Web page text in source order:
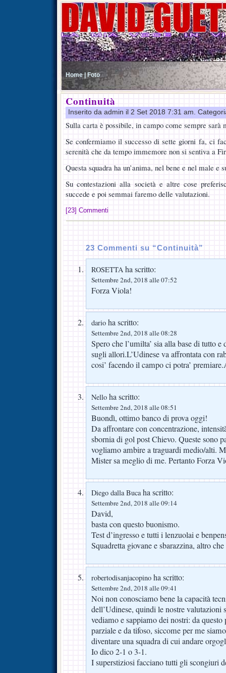
Home | Foto
Continuità
Inserito da admin il 2 Set 2018 7:31 am.
Sulla carta è possibile, in campo come sempre sarà
Se confermiamo il successo di sette giorni fa, ci
serenità che da tempo immemore non si sentiva a
Questa squadra ha un’anima, nel bene e nel male e
Su contestazioni alla società e altre cose
succede e poi semmai faremo delle valutazioni.
[23] Commenti
23 Commenti su “Continuità”
ROSETTA ha scritto:
Settembre 2nd, 2018 alle 07:52
Forza Viola!
dario ha scritto:
Settembre 2nd, 2018 alle 08:28
Spero che l’umilta’ sia alla base di tutto
sugli allori.L’Udinese va affrontata con
cosi’ facendo il campo ci potra’
Nello ha scritto:
Settembre 2nd, 2018 alle 08:51
Buondì, ottimo banco di prova oggi!
Da affrontare con concentrazione,
sbornia di gol post Chievo. Queste sono
vogliamo ambire a traguardi medio/alti.
Mister sa meglio di me. Pertanto Forza
Diego dalla Bucaha scritto:
Settembre 2nd, 2018 alle 09:14
David,
basta con questo buonismo.
Test d’ingresso e tutti i lenzuolai e
Squadretta giovane e sbarazzina, altro
robertodisanjacopino ha scritto:
Settembre 2nd, 2018 alle 09:41
Noi non conosciamo bene la capacità
dell’Udinese, quindi le nostre valutazioni
vediamo e sappiamo dei nostri: da
parziale e da tifoso, siccome per me
diventare una squadra di cui andare
Io dico 2-1 o 3-1.
I superstiziosi facciano tutti gli scongiuri